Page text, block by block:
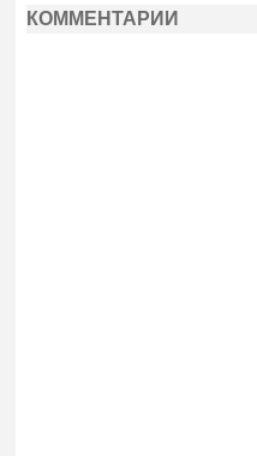
КОММЕНТАРИИ